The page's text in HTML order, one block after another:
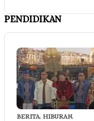
PENDIDIKAN
BERITA, HIBURAN,